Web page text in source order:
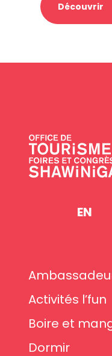
Découvrir
EN
Activités l’fun
Boire et
Dormir